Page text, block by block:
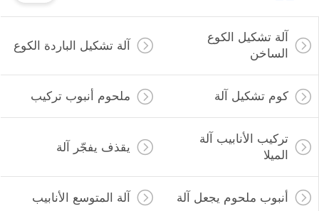
آلة تشكيل الكوع
الساخن
آلة تشكيل الباردة الكوع
كوم تشكيل آلة ملحوم أنبوب تركيب
تركيب الأنابيب آلة
الميلا
يقذف يفجّر آلة
أنبوب ملحوم يجعل آلة آلة المتوسع الأنابيب